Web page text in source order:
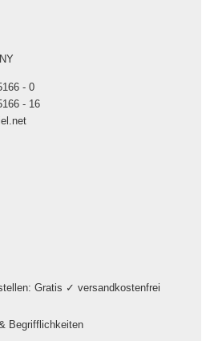
- 0
- 16
Gratis ✓ versandkostenfrei
Begrifflichkeiten